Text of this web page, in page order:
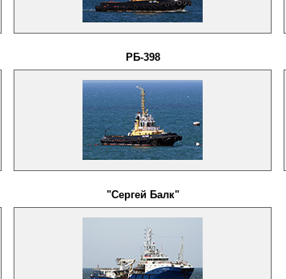
РБ-398
"Сергей Балк"